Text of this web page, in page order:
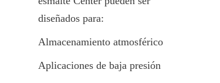
diseñados para:
Almacenamiento atmosférico
Aplicaciones de baja presión